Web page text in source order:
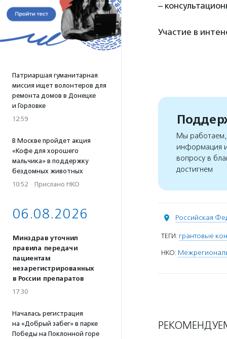
Патриаршая гуманитарная
миссия ищет волонтеров для
ремонта домов в Донецке
и Горловке
12:59
В Москве пройдет акция
«Кофе для хорошего
мальчика» в поддержку
бездомных животных
10:52 · Прислано НКО
06.08.2026
Минздрав уточнил
правила передачи
пациентам
незарегистрированных
в России препаратов
17:30
Началась регистрация
на «Добрый забег» в парке
Победы на Поклонной горе
–
Участие в
Мы работаем,
информация
вопросу в
достигнем
Российская
ТЕГИ: грантовые
НКО: